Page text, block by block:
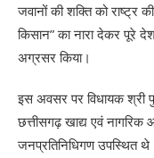
जवानों की शक्ति को
किसान” का नारा देकर पूरे
अग्रसर किया।
इस अवसर पर विधायक श्री
छत्तीसगढ़ खाद्य एवं नागरिक
जनप्रतिनिधिगण उपस्थित